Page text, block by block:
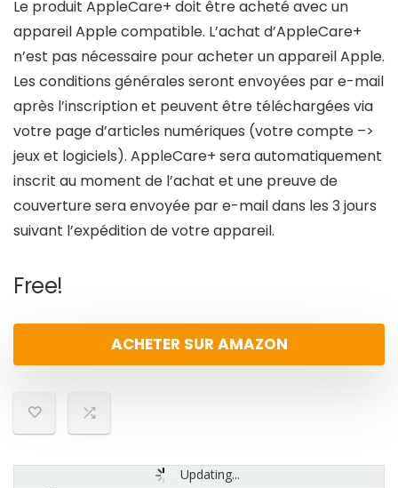
Le produit AppleCare+ doit être acheté avec un
appareil Apple compatible. L’achat d’AppleCare+
n’est pas nécessaire pour acheter un appareil Apple.
Les conditions générales seront envoyées par e-mail
après l’inscription et peuvent être téléchargées via
votre page d’articles numériques (votre compte –>
jeux et logiciels). AppleCare+ sera automatiquement
inscrit au moment de l’achat et une preuve de
couverture sera envoyée par e-mail dans les 3 jours
suivant l’expédition de votre appareil.
Free!
ACHETER SUR AMAZON
Updating...